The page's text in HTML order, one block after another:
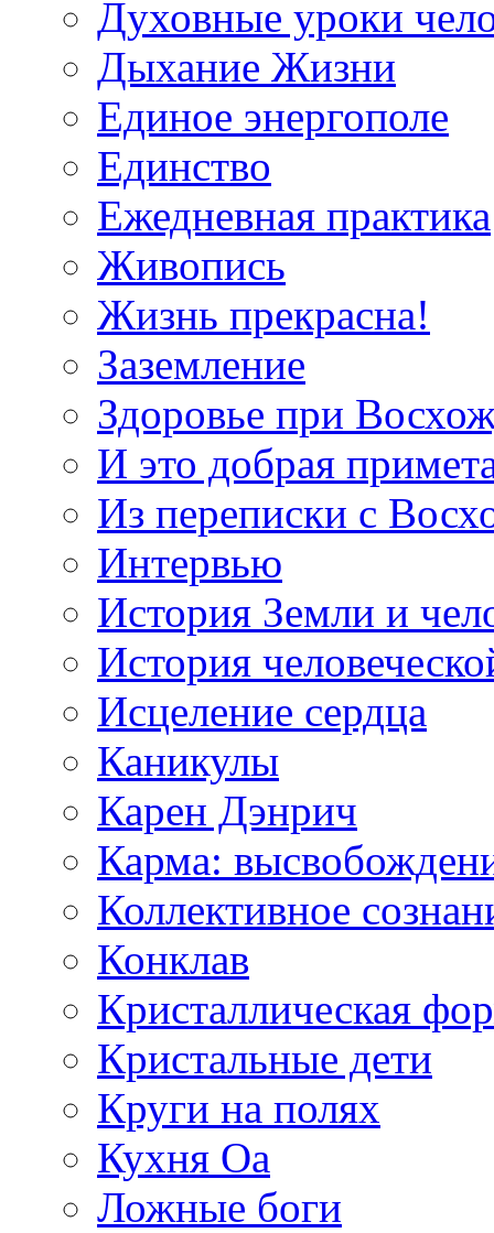
Духовные уроки
Дыхание Жизни
Единое энергополе
Единство
Ежедневная практика
Живопись
Жизнь прекрасна!
Заземление
Здоровье при
И это добрая
Из переписки с
Интервью
История Земли и
История
Исцеление сердца
Каникулы
Карен Дэнрич
Карма:
Коллективное
Конклав
Кристаллическая
Кристальные дети
Круги на полях
Кухня Оа
Ложные боги